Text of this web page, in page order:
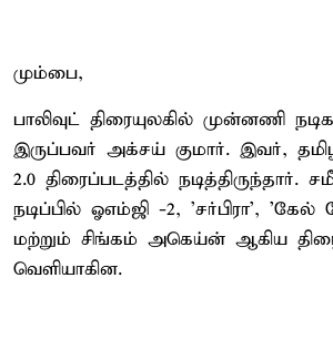
மும்பை,
பாலிவுட் திரையுலகில் முன்னணி
இருப்பவர் அக்சய் குமார். இவர்,
2.0 திரைப்படத்தில் நடித்திருந்தார்.
நடிப்பில் ஓஎம்ஜி -2, 'சர்பிரா',
மற்றும் சிங்கம் அகெய்ன் ஆகிய
வெளியாகின.